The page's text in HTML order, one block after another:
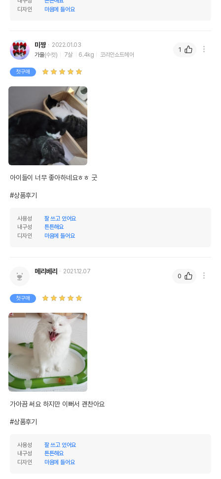
디자인
마음에 들어요
미쨩
2022.01.03
가을(수컷) 7살 6.4kg 코리안쇼트헤어
첫구매
아이들이 너무 좋아하네요ㅎㅎ 굿
#상품후기
사용성
잘 쓰고 있어요
내구성
튼튼해요
디자인
마음에 들어요
1
메리베리 2021.12.07
첫구매
가아끔 써요 하지만 이뻐서 괜찬아요
#상품후기
사용성
잘 쓰고 있어요
내구성
튼튼해요
디자인
마음에 들어요
0